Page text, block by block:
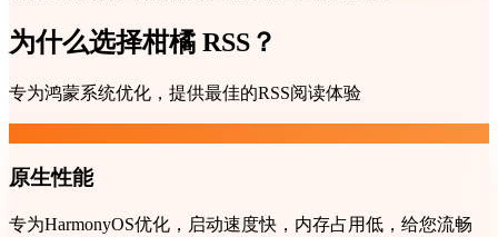
为什么选择柑橘 RSS？
专为鸿蒙系统优化，提供最佳的RSS阅读体验
原生性能
专为HarmonyOS优化，启动速度快，内存占用低，给您流畅